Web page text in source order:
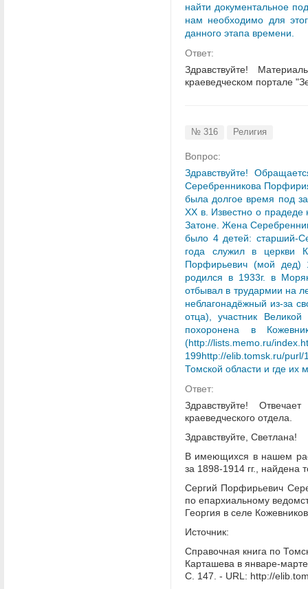
найти документальное
нам необходимо для
данного этапа времени.
Ответ:
Здравствуйте!
краеведческом портале
№ 316 Религия
Вопрос:
Здравствуйте!
Серебренникова
была долгое время под
XX в. Известно о
Затоне. Жена
было 4 детей: старший-
года служил в церкви
Порфирьевич (мой дед)
родился в 1933г. в
отбывал в трудармии на
неблагонадёжный из-за
отца), участник
похоронена в
(http://lists.memo.ru/
199http://elib.tomsk.ru/
Томской области и где их
Ответ:
Здравствуйте!
краеведческого отдела.
Здравствуйте, Светлана!
В имеющихся в нашем
за 1898-1914 гг.,
Сергий Порфирьевич
по епархиальному
Георгия в селе
Источник:
Справочная книга по
Карташева в январе-
С. 147. - URL: http://